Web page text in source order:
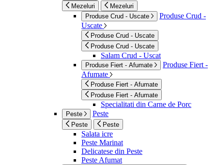
Mezeluri
Mezeluri
Produse Crud - Uscate
Produse Crud -
Uscate
Produse Crud - Uscate
Produse Crud - Uscate
Salam Crud - Uscat
Produse Fiert - Afumate
Produse Fiert -
Afumate
Produse Fiert - Afumate
Produse Fiert - Afumate
Specialitati din Carne de Porc
Peste Peste
Peste Peste
Salata icre
Peste Marinat
Delicatese din Peste
Peste Afumat